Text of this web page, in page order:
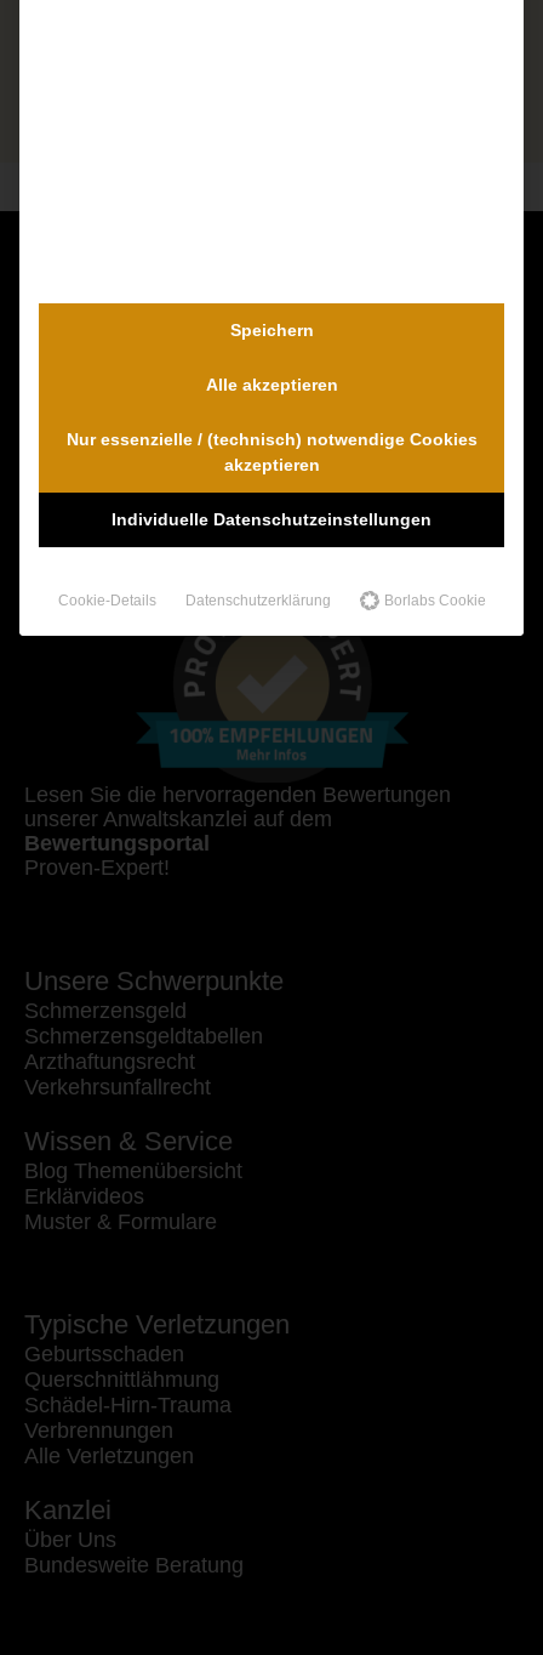
Dr. Wambach & Walter
0421 54 895 10 - Fax
info@schmerzensgeld-spezialisten.de
Zum Kontaktformular
Lesen Sie die hervorragenden Bewertungen
unserer Anwaltskanzlei auf dem
Bewertungsportal
Proven-Expert!
Unsere Schwerpunkte
Schmerzensgeld
Schmerzensgeldtabellen
Arzthaftungsrecht
Verkehrsunfallrecht
Wissen & Service
Blog Themenübersicht
Erklärvideos
Muster & Formulare
Typische Verletzungen
Geburtsschaden
Querschnittlähmung
Schädel-Hirn-Trauma
Verbrennungen
Alle Verletzungen
Kanzlei
Über Uns
Bundesweite Beratung
Speichern
Alle akzeptieren
Nur essenzielle / (technisch) notwendige Cookies
akzeptieren
Individuelle Datenschutzeinstellungen
Cookie-Details Datenschutzerklärung Borlabs Cookie